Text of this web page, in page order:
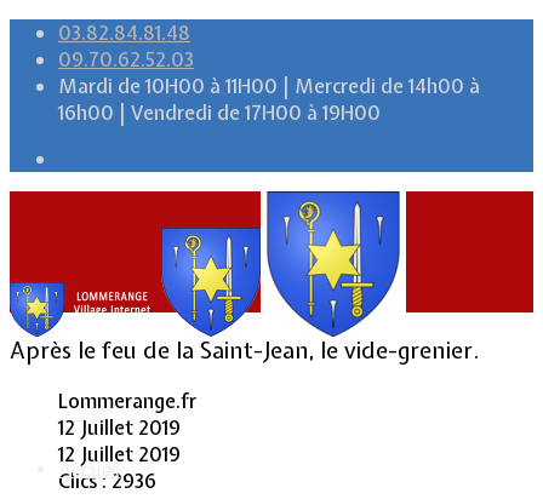
03.82.84.81.48
09.70.62.52.03
Mardi de 10H00 à 11H00 | Mercredi de 14h00 à
16h00 | Vendredi de 17H00 à 19H00
Accueil
Après le feu de la Saint-Jean, le vide-grenier.
Lommerange.fr
12 Juillet 2019
12 Juillet 2019
Clics : 2936